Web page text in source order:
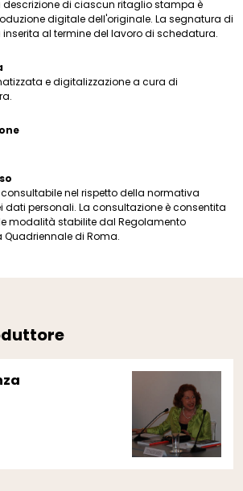
di ciascun ritaglio stampa è
digitale dell'originale. La segnatura di
al termine del lavoro di schedatura.
e digitalizzazione a cura di
nel rispetto della normativa
dati personali. La consultazione è consentita
modalità stabilite dal Regolamento
Quadriennale di Roma.